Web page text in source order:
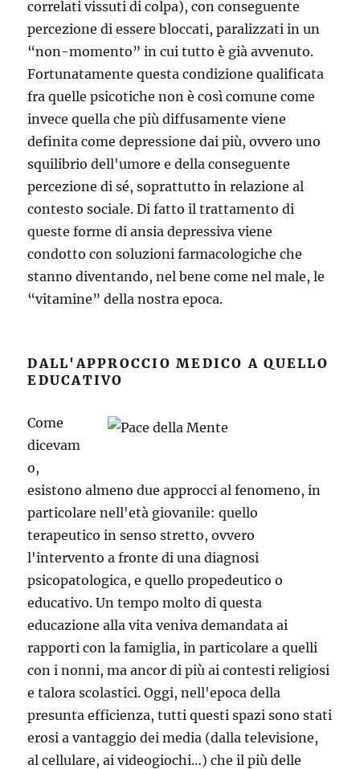
correlati vissuti di colpa), con conseguente
percezione di essere bloccati, paralizzati in un
“non-momento” in cui tutto è già avvenuto.
Fortunatamente questa condizione qualificata
fra quelle psicotiche non è così comune come
invece quella che più diffusamente viene
definita come depressione dai più, ovvero uno
squilibrio dell'umore e della conseguente
percezione di sé, soprattutto in relazione al
contesto sociale. Di fatto il trattamento di
queste forme di ansia depressiva viene
condotto con soluzioni farmacologiche che
stanno diventando, nel bene come nel male, le
“vitamine” della nostra epoca.
DALL'APPROCCIO MEDICO A QUELLO
EDUCATIVO
Come
dicevam
o,
esistono almeno due approcci al fenomeno, in
particolare nell'età giovanile: quello
terapeutico in senso stretto, ovvero
l'intervento a fronte di una diagnosi
psicopatologica, e quello propedeutico o
educativo. Un tempo molto di questa
educazione alla vita veniva demandata ai
rapporti con la famiglia, in particolare a quelli
con i nonni, ma ancor di più ai contesti religiosi
e talora scolastici. Oggi, nell'epoca della
presunta efficienza, tutti questi spazi sono stati
erosi a vantaggio dei media (dalla televisione,
al cellulare, ai videogiochi…) che il più delle